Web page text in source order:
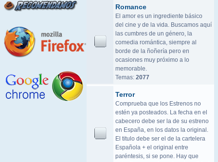
Romance
El amor es un ingrediente básico
del cine y de la vida. Buscamos aquí
las cumbres de un género, la
comedia romántica, siempre al
borde de la ñoñería pero en
ocasiones muy próximo a lo
memorable.
Temas: 2077
Terror
Comprueba que los Estrenos no
estén ya posteados. La fecha en el
cabecero debe ser la de su estreno
en España, en los datos la original.
El titulo debe ser el de la cartelera
Española + el original entre
paréntesis, si se pone. Hay que